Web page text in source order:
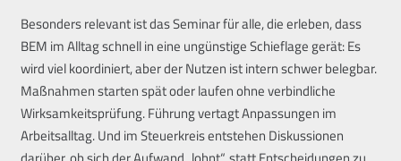
Besonders relevant ist das Seminar für alle, die erleben, dass
BEM im Alltag schnell in eine ungünstige Schieflage gerät: Es
wird viel koordiniert, aber der Nutzen ist intern schwer belegbar.
Maßnahmen starten spät oder laufen ohne verbindliche
Wirksamkeitsprüfung. Führung vertagt Anpassungen im
Arbeitsalltag. Und im Steuerkreis entstehen Diskussionen